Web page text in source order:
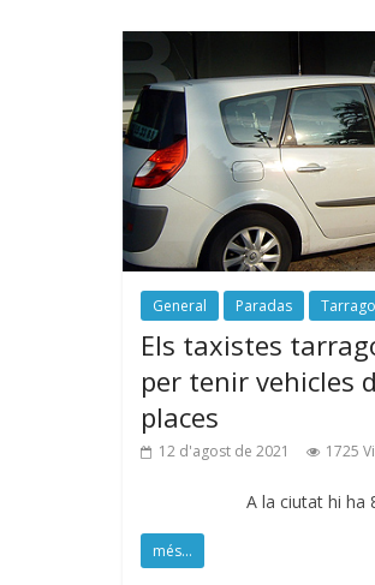
General Paradas
Els taxistes
per tenir vehicles
places
12 d'agost de 2021 1725
A la ciutat hi ha 85
més...